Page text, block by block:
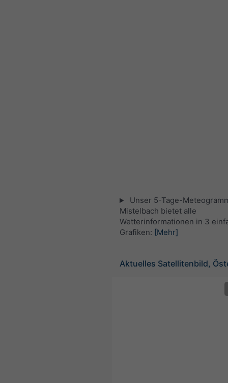
Unser 5-Tage-
Mistelbach bietet alle
Wetterinformationen in 3
Grafiken: [Mehr]
Aktuelles Satellitenbild,